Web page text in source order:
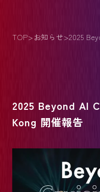
TOP お知らせ
2025 Beyond AI
Kong 開催報告